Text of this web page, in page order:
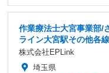
作業療法士大宮事業部/
ライン大宮駅その他各
株式会社EPLink
埼玉県